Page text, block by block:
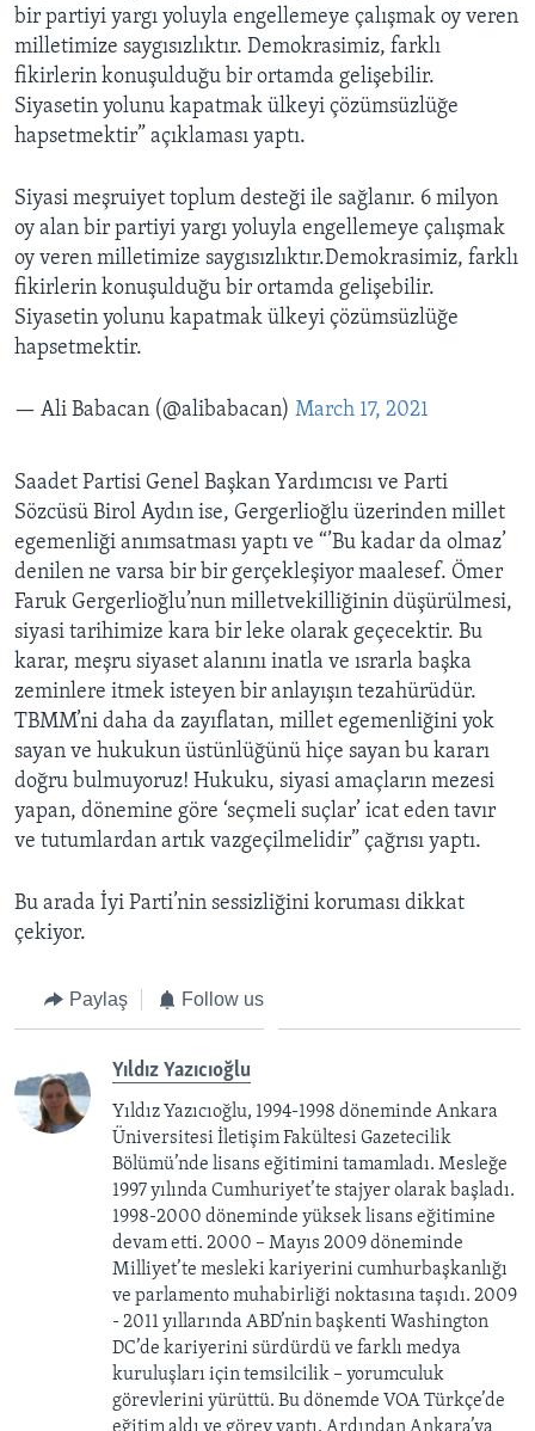
bir partiyi yargı yoluyla engellemeye çalışmak oy veren
milletimize saygısızlıktır. Demokrasimiz, farklı
fikirlerin konuşulduğu bir ortamda gelişebilir.
Siyasetin yolunu kapatmak ülkeyi çözümsüzlüğe
hapsetmektir” açıklaması yaptı.
Siyasi meşruiyet toplum desteği ile sağlanır. 6 milyon
oy alan bir partiyi yargı yoluyla engellemeye çalışmak
oy veren milletimize saygısızlıktır.Demokrasimiz, farklı
fikirlerin konuşulduğu bir ortamda gelişebilir.
Siyasetin yolunu kapatmak ülkeyi çözümsüzlüğe
hapsetmektir.
— Ali Babacan (@alibabacan) March 17, 2021
Saadet Partisi Genel Başkan Yardımcısı ve Parti
Sözcüsü Birol Aydın ise, Gergerlioğlu üzerinden millet
egemenliği anımsatması yaptı ve “’Bu kadar da olmaz’
denilen ne varsa bir bir gerçekleşiyor maalesef. Ömer
Faruk Gergerlioğlu’nun milletvekilliğinin düşürülmesi,
siyasi tarihimize kara bir leke olarak geçecektir. Bu
karar, meşru siyaset alanını inatla ve ısrarla başka
zeminlere itmek isteyen bir anlayışın tezahürüdür.
TBMM’ni daha da zayıflatan, millet egemenliğini yok
sayan ve hukukun üstünlüğünü hiçe sayan bu kararı
doğru bulmuyoruz! Hukuku, siyasi amaçların mezesi
yapan, dönemine göre ‘seçmeli suçlar’ icat eden tavır
ve tutumlardan artık vazgeçilmelidir” çağrısı yaptı.
Bu arada İyi Parti’nin sessizliğini koruması dikkat
çekiyor.
Paylaş Follow us
Yıldız Yazıcıoğlu
Yıldız Yazıcıoğlu, 1994-1998 döneminde Ankara
Üniversitesi İletişim Fakültesi Gazetecilik
Bölümü’nde lisans eğitimini tamamladı. Mesleğe
1997 yılında Cumhuriyet’te stajyer olarak başladı.
1998-2000 döneminde yüksek lisans eğitimine
devam etti. 2000 – Mayıs 2009 döneminde
Milliyet’te mesleki kariyerini cumhurbaşkanlığı
ve parlamento muhabirliği noktasına taşıdı. 2009
- 2011 yıllarında ABD’nin başkenti Washington
DC’de kariyerini sürdürdü ve farklı medya
kuruluşları için temsilcilik – yorumculuk
görevlerini yürüttü. Bu dönemde VOA Türkçe’de
eğitim aldı ve görev yaptı. Ardından Ankara’ya